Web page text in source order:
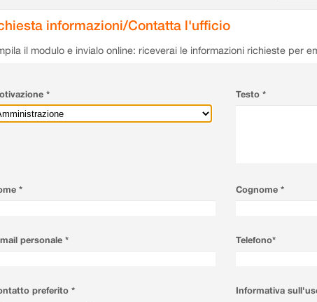
informazioni/Contatta l'ufficio
il modulo e invialo online: riceverai le informazioni richieste per
* Testo *
* Cognome *
personale * Telefono*
preferito *
Informativa